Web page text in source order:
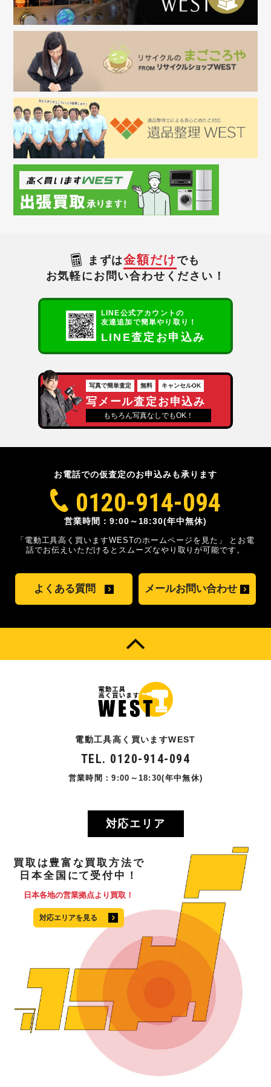
まずは金額だけ でも
お気軽にお問い合わせください！
LINE公式アカウントの
友達追加で簡単やり取り！
LINE査定お申込み
写真で簡単査定 無料 キャンセルOK
写メール査定お申込み
もちろん写真なしでもOK！
お電話での仮査定のお申込みも承ります
0120-914-094
営業時間：9:00～18:30(年中無休)
「電動工具高く買いますWESTのホームページを見た」
とお電
話でお伝えいただけるとスムーズなやり取りが可能です。
よくある質問 メールお問い合わせ
電動工具高く買いますWEST
TEL. 0120-914-094
営業時間：9:00～18:30(年中無休)
対応エリア
買取 は 豊富な買取方法で
日本全国 にて 受付中！
日本各地の営業拠点より買取！
対応エリアを見る